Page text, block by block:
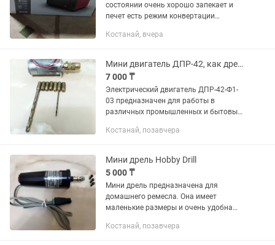
состоянии очень хорошо запекает и
печет есть режим конвертации
Костанай, вчера
Мини двигатель ДПР-42, как дрель
7 000 ₸
Электрический двигатель ДПР-42-Ф1-
03 предназначен для работы в
различных промышленных и бытовых
27 В постоянного тока. Количество
Костанай, позавчера
Мини дрель Hobby Drill
5 000 ₸
Мини дрель предназначена для
домашнего ремесла. Она имеет
маленькие размеры и очень удобна
как шлифовка, фрезерование,
Костанай, позавчера